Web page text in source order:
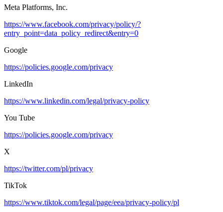
Meta Platforms, Inc.
https://www.facebook.com/privacy/policy/?
entry_point=data_policy_redirect&entry=0
Google
https://policies.google.com/privacy
LinkedIn
https://www.linkedin.com/legal/privacy-policy
You Tube
https://policies.google.com/privacy
X
https://twitter.com/pl/privacy
TikTok
https://www.tiktok.com/legal/page/eea/privacy-policy/pl